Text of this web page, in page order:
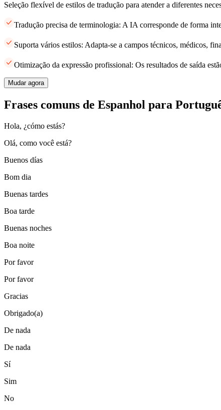
Seleção flexível de estilos de tradução para atender a diferentes
Tradução precisa de terminologia: A IA corresponde de forma
Suporta vários estilos: Adapta-se a campos técnicos, médicos,
Otimização da expressão profissional: Os resultados de saída
Mudar agora
Frases comuns de Espanhol para
Hola, ¿cómo estás?
Olá, como você está?
Buenos días
Bom dia
Buenas tardes
Boa tarde
Buenas noches
Boa noite
Por favor
Por favor
Gracias
Obrigado(a)
De nada
De nada
Sí
Sim
No